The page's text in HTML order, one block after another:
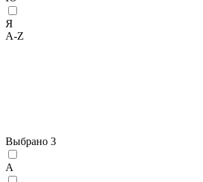
Я
A-Z
Выбрано 3
A